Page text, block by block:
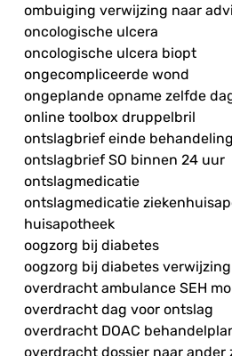
ombuiging verwijzing naar
oncologische ulcera
oncologische ulcera biopt
ongecompliceerde wond
ongeplande opname zelfde
online toolbox druppelbril
ontslagbrief einde behandeling
ontslagbrief SO binnen 24 uur
ontslagmedicatie
ontslagmedicatie
huisapotheek
oogzorg bij diabetes
oogzorg bij diabetes
overdracht ambulance SEH
overdracht dag voor ontslag
overdracht DOAC
overdracht dossier naar ander